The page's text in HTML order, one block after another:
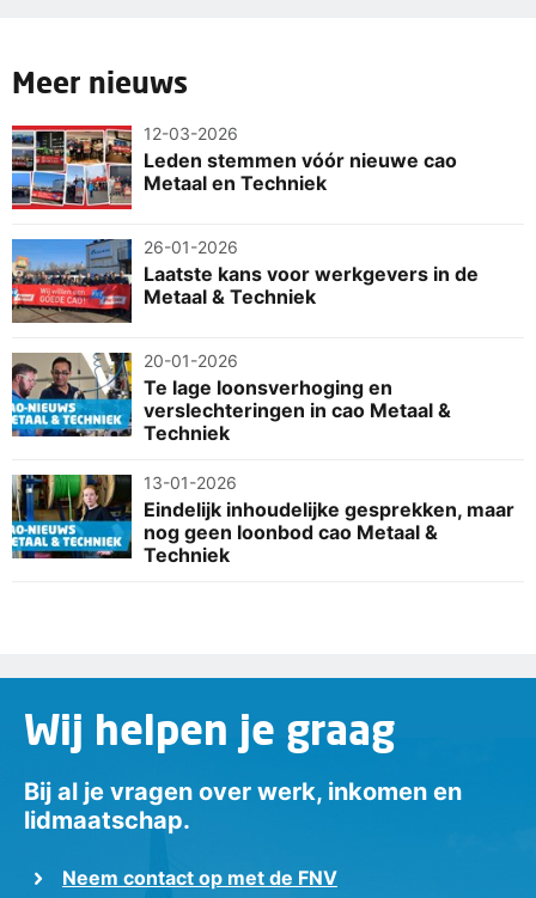
Meer nieuws
12-03-2026
Leden stemmen vóór nieuwe cao
Metaal en Techniek
26-01-2026
Laatste kans voor werkgevers in de
Metaal & Techniek
20-01-2026
Te lage loonsverhoging en
verslechteringen in cao Metaal &
Techniek
13-01-2026
Eindelijk inhoudelijke gesprekken, maar
nog geen loonbod cao Metaal &
Techniek
Wij helpen je graag
Bij al je vragen over werk, inkomen en
lidmaatschap.
Neem contact op met de FNV